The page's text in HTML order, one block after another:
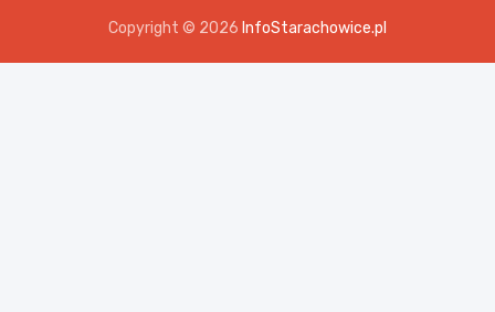
Copyright © 2026 InfoStarachowice.pl